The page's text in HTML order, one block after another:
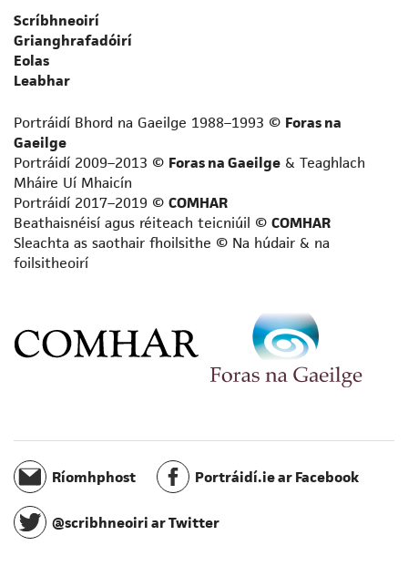
Gramadóir
Iriseoir
Leabhrógaí
Léirmheastóir
Logainmneoir
Prós-scríbhneoir neamhfhicsin
Scríbhneoir acadúil
Scríbhneoir aistí
Scríbhneoir don aos óg
Scríbhneoir don raidió
Scríbhneoir eolaíochta
Scríbhneoir taistil
Staraí
Úrscéalaí
Úrscéalaí d’fhoghlaimeoirí fásta
Scríbhneoirí
Grianghrafadóirí
Eolas
Leabhar
Portráidí Bhord na Gaeilge 1988–1993 © Foras na
Gaeilge
Portráidí 2009–2013 © Foras na Gaeilge & Teaghlach
Mháire Uí Mhaicín
Portráidí 2017–2019 © COMHAR
Beathaisnéisí agus réiteach teicniúil © COMHAR
Sleachta as saothair fhoilsithe © Na húdair & na
foilsitheoirí
Ríomhphost Portráidí.ie ar Facebook
@scribhneoiri ar Twitter